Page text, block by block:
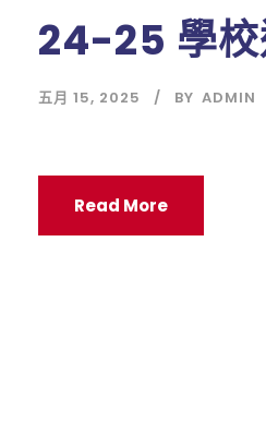
24-25 學
五月 15, 2025 BY ADMIN
Read More